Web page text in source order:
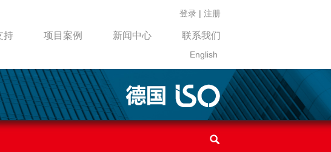
联系我们
新闻中心
项目案例
持
English
登录 | 注册